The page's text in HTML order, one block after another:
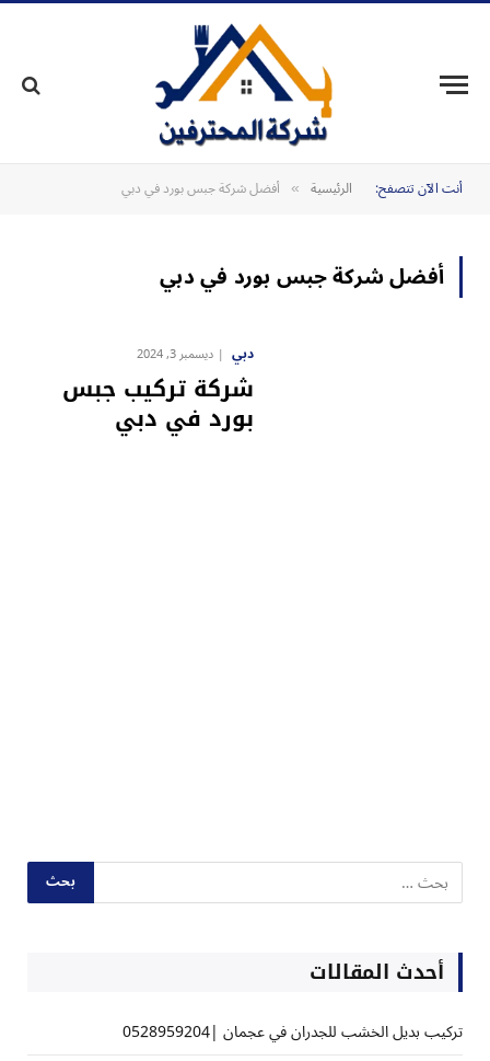
أنت الآن تتصفح: الرئيسية » أفضل شركة جبس بورد في دبي
أفضل شركة جبس بورد في دبي
دبي ديسمبر 3, 2024
شركة تركيب جبس
بورد في دبي
أحدث المقالات
تركيب بديل الخشب للجدران في عجمان |0528959204